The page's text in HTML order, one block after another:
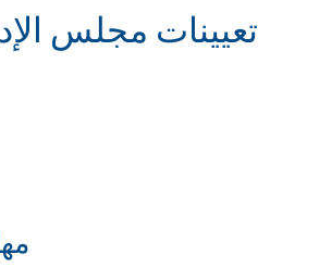
تعيينات مجلس